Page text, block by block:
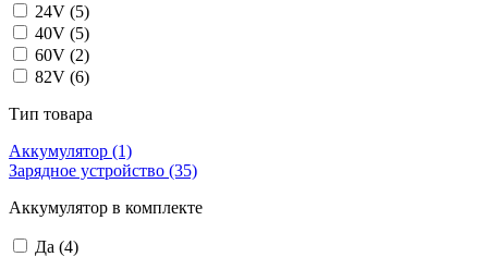
24V (5)
40V (5)
60V (2)
82V (6)
Тип товара
Аккумулятор (1)
Зарядное устройство (35)
Аккумулятор в комплекте
Да (4)